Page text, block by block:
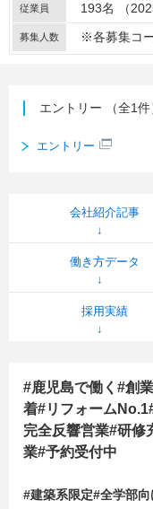
従業員 193名 （
募集人数 ※各募集コ
エントリー （全1件
エントリー
会社紹介記事
働き方データ
採用実績
#鹿児島で働く#創
着#リフォーム
完全反響営業#研修
業#予約受付中
#建築系限定#全学部